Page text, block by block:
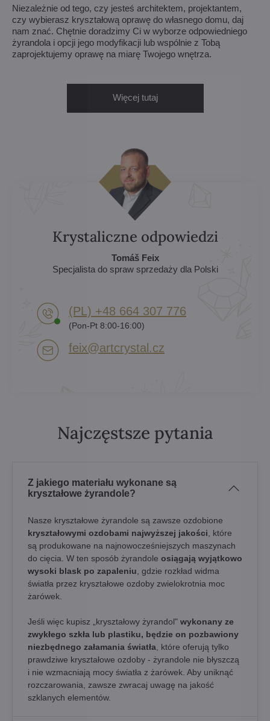
Niezależnie od tego, czy jesteś architektem, projektantem,
czy wybierasz kryształową oprawę do własnego domu, daj
nam znać. Chętnie doradzimy Ci w wyborze odpowiedniego
żyrandola i opcji jego modyfikacji lub wspólnie z Tobą
zaprojektujemy oprawę na miarę Twojego wnętrza.
Więcej tutaj
Krystaliczne odpowiedzi
Tomáš Feix
Specjalista do spraw sprzedaży dla Polski
(PL) +48 664 307 776
(Pon-Pt 8:00-16:00)
feix​@artcrystal​.cz
Najczęstsze pytania
Z jakiego materiału wykonane są
kryształowe żyrandole?
Nasze kryształowe żyrandole są zawsze ozdobione
kryształowymi ozdobami najwyższej jakości , które
są produkowane na najnowocześniejszych maszynach
do cięcia. W ten sposób żyrandole osiągają wyjątkowo
wysoki blask po zapaleniu , gdzie rozkład widma
światła przez kryształowe ozdoby zwielokrotnia moc
żarówek.
Jeśli więc kupisz „kryształowy żyrandol" wykonany ze
zwykłego szkła lub plastiku, będzie on pozbawiony
niezbędnego załamania światła , które oferują tylko
prawdziwe kryształowe ozdoby - żyrandole nie błyszczą
i nie wzmacniają mocy światła z żarówek. Aby uniknąć
rozczarowania, zawsze zwracaj uwagę na jakość
szklanych elementów.